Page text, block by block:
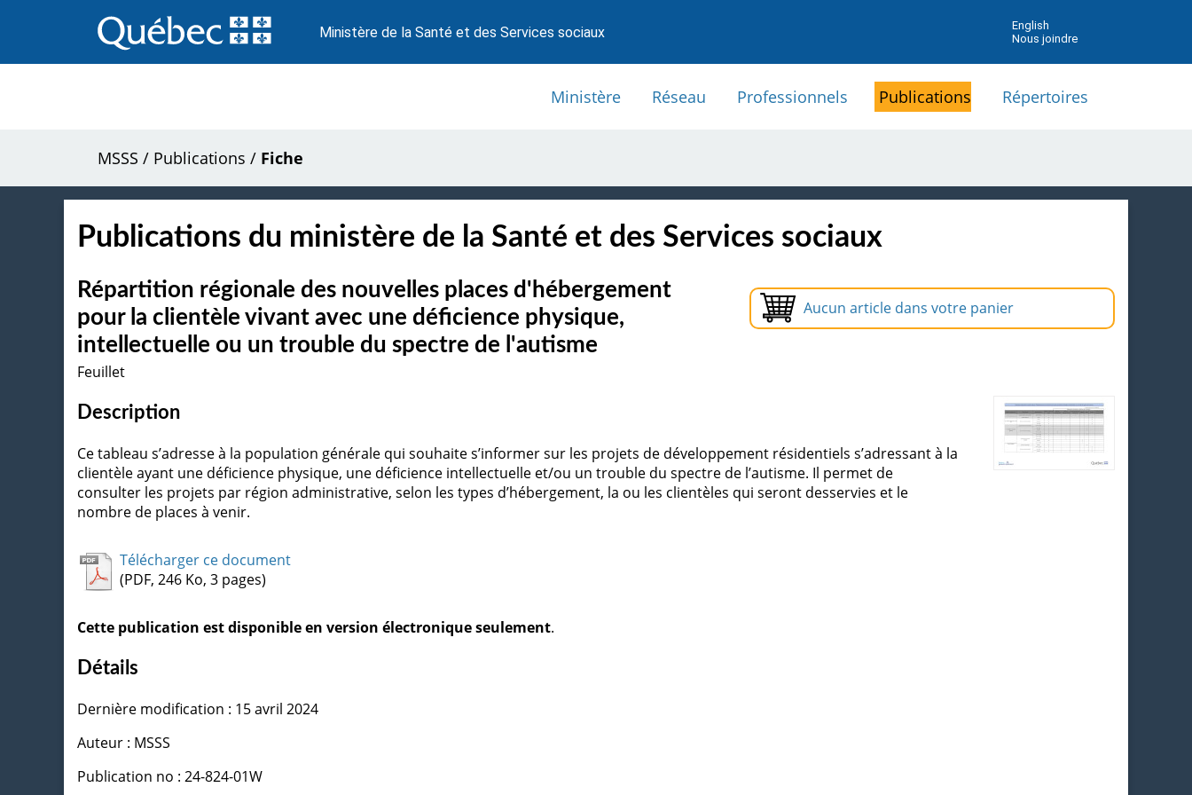
au
contenu
Ministère de la Santé et des Services sociaux
English
Nous joindre
Ministère Réseau Professionnels Publications Répertoires
MSSS / Publications / Fiche
Publications du ministère de la Santé et des Services sociaux
Aucun article dans votre panier
Répartition régionale des nouvelles places d'hébergement
pour la clientèle vivant avec une déficience physique,
intellectuelle ou un trouble du spectre de l'autisme
Feuillet
Description
Ce tableau s’adresse à la population générale qui souhaite s’informer sur les projets de développement résidentiels s’adressant à la
clientèle ayant une déficience physique, une déficience intellectuelle et/ou un trouble du spectre de l’autisme. Il permet de
consulter les projets par région administrative, selon les types d’hébergement, la ou les clientèles qui seront desservies et le
nombre de places à venir.
Télécharger ce document
(PDF, 246 Ko, 3 pages)
Cette publication est disponible en version électronique seulement.
Détails
Dernière modification : 15 avril 2024
Auteur : MSSS
Publication no : 24-824-01W